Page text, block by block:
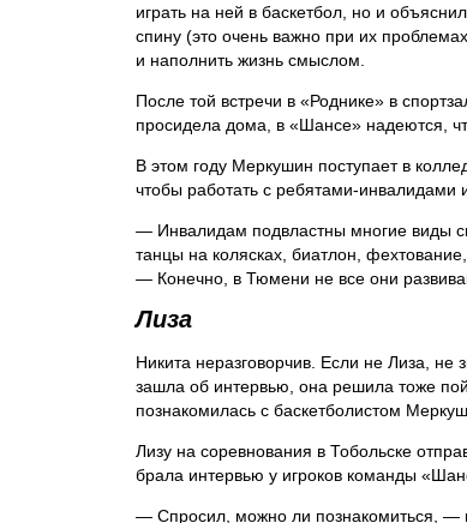
играть на ней в баскетбол, но и
спину (это очень важно при их
и наполнить жизнь смыслом.
После той встречи в «Роднике» в
просидела дома, в «Шансе» надеются,
В этом году Меркушин поступает в
чтобы работать с ребятами-инвалидами
— Инвалидам подвластны многие виды
танцы на колясках, биатлон,
— Конечно, в Тюмени не все они
Лиза
Никита неразговорчив. Если не Лиза,
зашла об интервью, она решила тоже
познакомилась с баскетболистом
Лизу на соревнования в Тобольске
брала интервью у игроков команды
— Спросил, можно ли познакомиться,